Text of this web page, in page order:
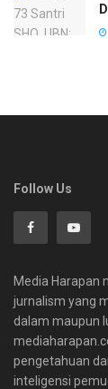
Follow Us
Media Harapan
jurnalism yang
dalam maupun
pengetahuan
inteligensi